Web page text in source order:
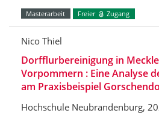
Masterarbeit Freier Zugang
Nico Thiel
Dorfflurbereinigung in
Vorpommern : Eine Analyse
am Praxisbeispiel
Hochschule Neubrandenburg,